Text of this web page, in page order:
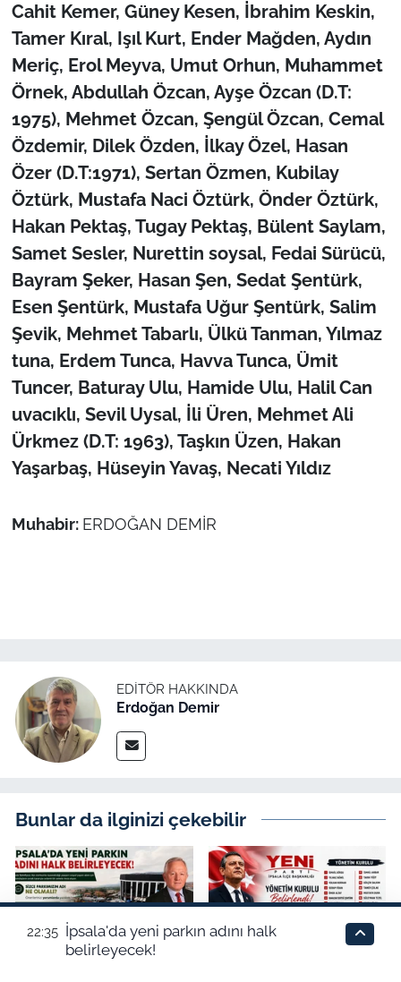
Cahit Kemer, Güney Kesen, İbrahim Keskin,
Tamer Kıral, Işıl Kurt, Ender Mağden, Aydın
Meriç, Erol Meyva, Umut Orhun, Muhammet
Örnek, Abdullah Özcan, Ayşe Özcan (D.T:
1975), Mehmet Özcan, Şengül Özcan, Cemal
Özdemir, Dilek Özden, İlkay Özel, Hasan
Özer (D.T:1971), Sertan Özmen, Kubilay
Öztürk, Mustafa Naci Öztürk, Önder Öztürk,
Hakan Pektaş, Tugay Pektaş, Bülent Saylam,
Samet Sesler, Nurettin soysal, Fedai Sürücü,
Bayram Şeker, Hasan Şen, Sedat Şentürk,
Esen Şentürk, Mustafa Uğur Şentürk, Salim
Şevik, Mehmet Tabarlı, Ülkü Tanman, Yılmaz
tuna, Erdem Tunca, Havva Tunca, Ümit
Tuncer, Baturay Ulu, Hamide Ulu, Halil Can
uvacıklı, Sevil Uysal, İli Üren, Mehmet Ali
Ürkmez (D.T: 1963), Taşkın Üzen, Hakan
Yaşarbaş, Hüseyin Yavaş, Necati Yıldız
Muhabir: ERDOĞAN DEMİR
EDITÖR HAKKINDA
Erdoğan Demir
Bunlar da ilginizi çekebilir
22:35 İpsala'da yeni parkın adını halk
belirleyecek!